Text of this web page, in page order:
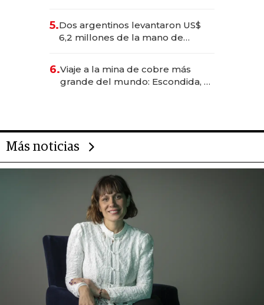
para convertirse en experiencias
transformadoras
5.Dos argentinos levantaron US$
6,2 millones de la mano de
6.Viaje a la mina de cobre más
grande del mundo: Escondida, el
Más noticias